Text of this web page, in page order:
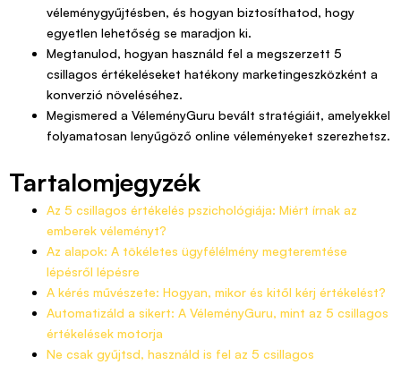
véleménygyűjtésben, és hogyan biztosíthatod, hogy
egyetlen lehetőség se maradjon ki.
Megtanulod, hogyan használd fel a megszerzett 5
csillagos értékeléseket hatékony marketingeszközként a
konverzió növeléséhez.
Megismered a VéleményGuru bevált stratégiáit, amelyekkel
folyamatosan lenyűgöző online véleményeket szerezhetsz.
Tartalomjegyzék
Az 5 csillagos értékelés pszichológiája: Miért írnak az
emberek véleményt?
Az alapok: A tökéletes ügyfélélmény megteremtése
lépésről lépésre
A kérés művészete: Hogyan, mikor és kitől kérj értékelést?
Automatizáld a sikert: A VéleményGuru, mint az 5 csillagos
értékelések motorja
Ne csak gyűjtsd, használd is fel az 5 csillagos